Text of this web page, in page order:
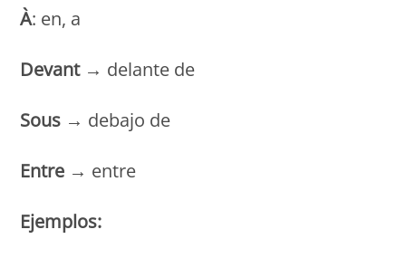
À: en, a
Devant→ delante de
Sous → debajo de
Entre → entre
Ejemplos: